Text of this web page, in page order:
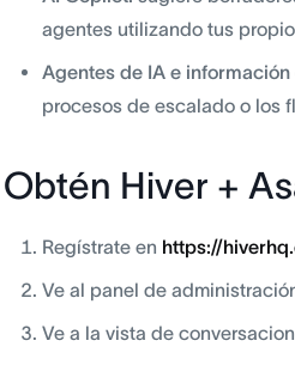
agentes utilizando tus
Agentes de IA e información
procesos de escalado o los
Obtén Hiver +
Regístrate en https://
Ve al panel de
Ve a la vista de